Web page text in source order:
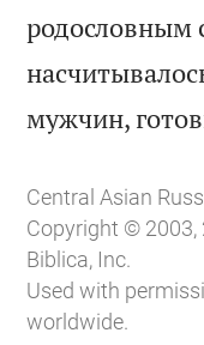
родословным
мужчин,
Central Asian
Copyright © 2003,
Biblica, Inc.
Used with
worldwide.